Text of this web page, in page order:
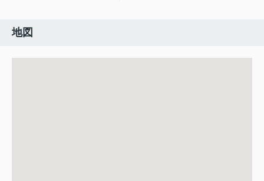
地図